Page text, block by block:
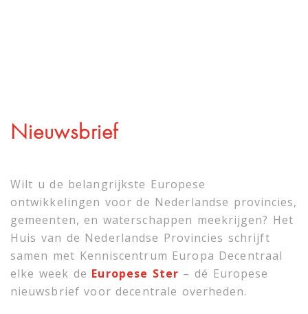
Nieuwsbrief
Wilt u de belangrijkste Europese
ontwikkelingen voor de Nederlandse provincies,
gemeenten, en waterschappen meekrijgen? Het
Huis van de Nederlandse Provincies schrijft
samen met Kenniscentrum Europa Decentraal
elke week de Europese Ster – dé Europese
nieuwsbrief voor decentrale overheden.